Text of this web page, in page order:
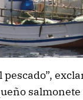
pescado”,
salmonete